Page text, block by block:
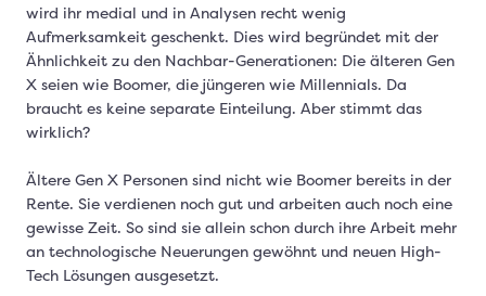
wird ihr medial und in Analysen recht wenig
Aufmerksamkeit geschenkt. Dies wird begründet mit der
Ähnlichkeit zu den Nachbar-Generationen: Die älteren Gen
X seien wie Boomer, die jüngeren wie Millennials. Da
braucht es keine separate Einteilung. Aber stimmt das
wirklich?
Ältere Gen X Personen sind nicht wie Boomer bereits in der
Rente. Sie verdienen noch gut und arbeiten auch noch eine
gewisse Zeit. So sind sie allein schon durch ihre Arbeit mehr
an technologische Neuerungen gewöhnt und neuen High-
Tech Lösungen ausgesetzt.